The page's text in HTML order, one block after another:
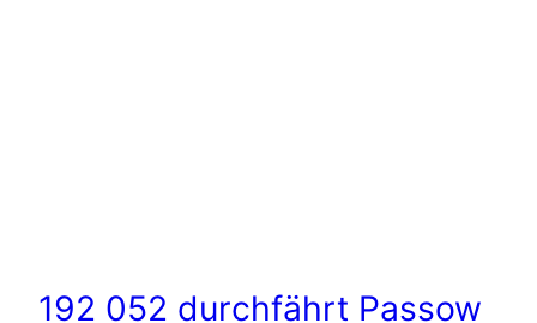
192 052 durchfährt Passow